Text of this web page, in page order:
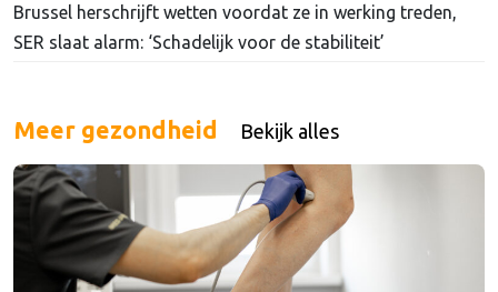
Brussel herschrijft wetten voordat ze in werking treden,
SER slaat alarm: ‘Schadelijk voor de stabiliteit’
Meer gezondheid Bekijk alles